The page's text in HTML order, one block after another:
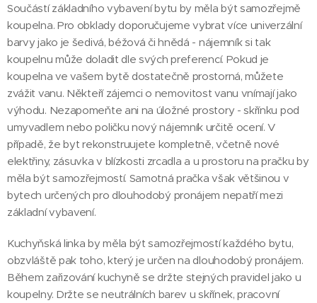
Součástí základního vybavení bytu by měla být samozřejmě
koupelna. Pro obklady doporučujeme vybrat více univerzální
barvy jako je šedivá, béžová či hnědá - nájemník si tak
koupelnu může doladit dle svých preferencí. Pokud je
koupelna ve vašem bytě dostatečně prostorná, můžete
zvážit vanu. Někteří zájemci o nemovitost vanu vnímají jako
výhodu. Nezapomeňte ani na úložné prostory - skřínku pod
umyvadlem nebo poličku nový nájemník určitě ocení. V
případě, že byt rekonstruujete kompletně, včetně nové
elektřiny, zásuvka v blízkosti zrcadla a u prostoru na pračku by
měla být samozřejmostí. Samotná pračka však většinou v
bytech určených pro dlouhodobý pronájem nepatří mezi
základní vybavení.
Kuchyňská linka by měla být samozřejmostí každého bytu,
obzvláště pak toho, který je určen na dlouhodobý pronájem.
Během zařizování kuchyně se držte stejných pravidel jako u
koupelny. Držte se neutrálních barev u skřínek, pracovní